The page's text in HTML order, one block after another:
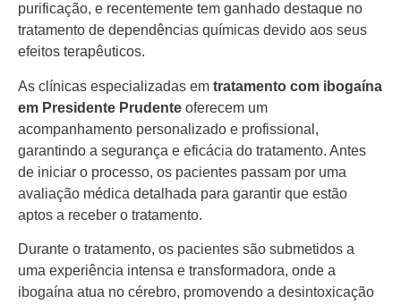
purificação, e recentemente tem ganhado destaque no
tratamento de dependências químicas devido aos seus
efeitos terapêuticos.
As clínicas especializadas em tratamento com ibogaína
em Presidente Prudente oferecem um
acompanhamento personalizado e profissional,
garantindo a segurança e eficácia do tratamento. Antes
de iniciar o processo, os pacientes passam por uma
avaliação médica detalhada para garantir que estão
aptos a receber o tratamento.
Durante o tratamento, os pacientes são submetidos a
uma experiência intensa e transformadora, onde a
ibogaína atua no cérebro, promovendo a desintoxicação